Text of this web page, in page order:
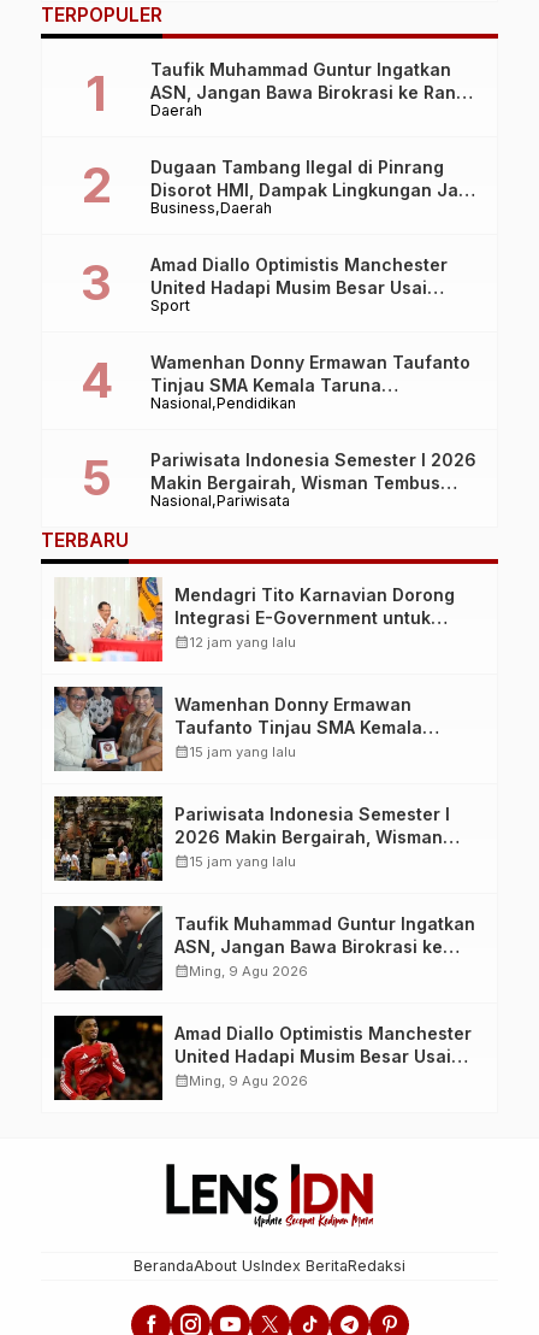
TERPOPULER
Daerah
Taufik Muhammad Guntur Ingatkan
ASN, Jangan Bawa Birokrasi ke Ranah
Politik Praktis
Business Daerah
Dugaan Tambang Ilegal di Pinrang
Disorot HMI, Dampak Lingkungan Jadi
Perhatian
Sport
Amad Diallo Optimistis Manchester
United Hadapi Musim Besar Usai
Imbang 1-1 Lawan PSG
Nasional Pendidikan
Wamenhan Donny Ermawan Taufanto
Tinjau SMA Kemala Taruna
Bhayangkara di Bogor, Soroti
Nasional Pariwisata
Pariwisata Indonesia Semester I 2026
Makin Bergairah, Wisman Tembus
7,45 Juta Kunjungan
TERBARU
Mendagri Tito Karnavian Dorong
Integrasi E-Government untuk
Percepat Penyaluran Bansos Tepat
calendar_month12 jam yang lalu
Wamenhan Donny Ermawan
Taufanto Tinjau SMA Kemala
Taruna Bhayangkara di Bogor,
calendar_month15 jam yang lalu
Pariwisata Indonesia Semester I
2026 Makin Bergairah, Wisman
Tembus 7,45 Juta Kunjungan
calendar_month15 jam yang lalu
Taufik Muhammad Guntur Ingatkan
ASN, Jangan Bawa Birokrasi ke
Ranah Politik Praktis
calendar_monthMing, 9 Agu 2026
Amad Diallo Optimistis Manchester
United Hadapi Musim Besar Usai
Imbang 1-1 Lawan PSG
calendar_monthMing, 9 Agu 2026
BerandaAbout UsIndex BeritaRedaksi